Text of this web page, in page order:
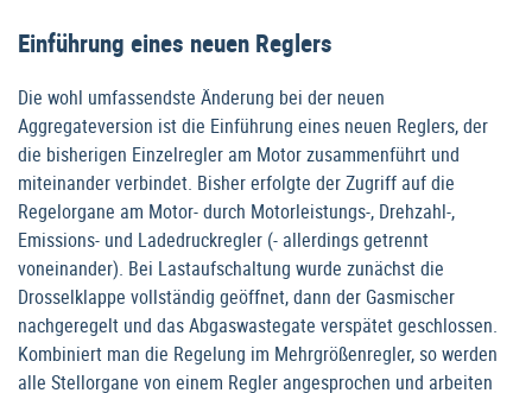
Einführung eines neuen Reglers
Die wohl umfassendste Änderung bei der neuen
Aggregateversion ist die Einführung eines neuen Reglers, der
die bisherigen Einzelregler am Motor zusammenführt und
miteinander verbindet. Bisher erfolgte der Zugriff auf die
Regelorgane am Motor- durch Motorleistungs-, Drehzahl-,
Emissions- und Ladedruckregler (- allerdings getrennt
voneinander). Bei Lastaufschaltung wurde zunächst die
Drosselklappe vollständig geöffnet, dann der Gasmischer
nachgeregelt und das Abgaswastegate verspätet geschlossen.
Kombiniert man die Regelung im Mehrgrößenregler, so werden
alle Stellorgane von einem Regler angesprochen und arbeiten